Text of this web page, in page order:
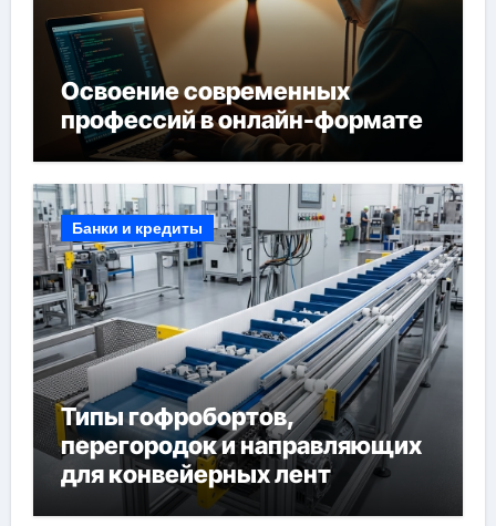
Освоение современных
профессий в онлайн-формате
Банки и кредиты
Типы гофробортов,
перегородок и направляющих
для конвейерных лент